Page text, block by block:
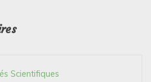
Scientifiques